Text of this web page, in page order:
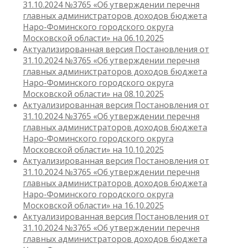
31.10.2024 №3765 «Об утверждении перечня
главных администраторов доходов бюджета
Наро-Фоминского городского округа
Московской области» на 06.10.2025
Актуализированная версия Постановления от
31.10.2024 №3765 «Об утверждении перечня
главных администраторов доходов бюджета
Наро-Фоминского городского округа
Московской области» на 08.10.2025
Актуализированная версия Постановления от
31.10.2024 №3765 «Об утверждении перечня
главных администраторов доходов бюджета
Наро-Фоминского городского округа
Московской области» на 10.10.2025
Актуализированная версия Постановления от
31.10.2024 №3765 «Об утверждении перечня
главных администраторов доходов бюджета
Наро-Фоминского городского округа
Московской области» на 16.10.2025
Актуализированная версия Постановления от
31.10.2024 №3765 «Об утверждении перечня
главных администраторов доходов бюджета